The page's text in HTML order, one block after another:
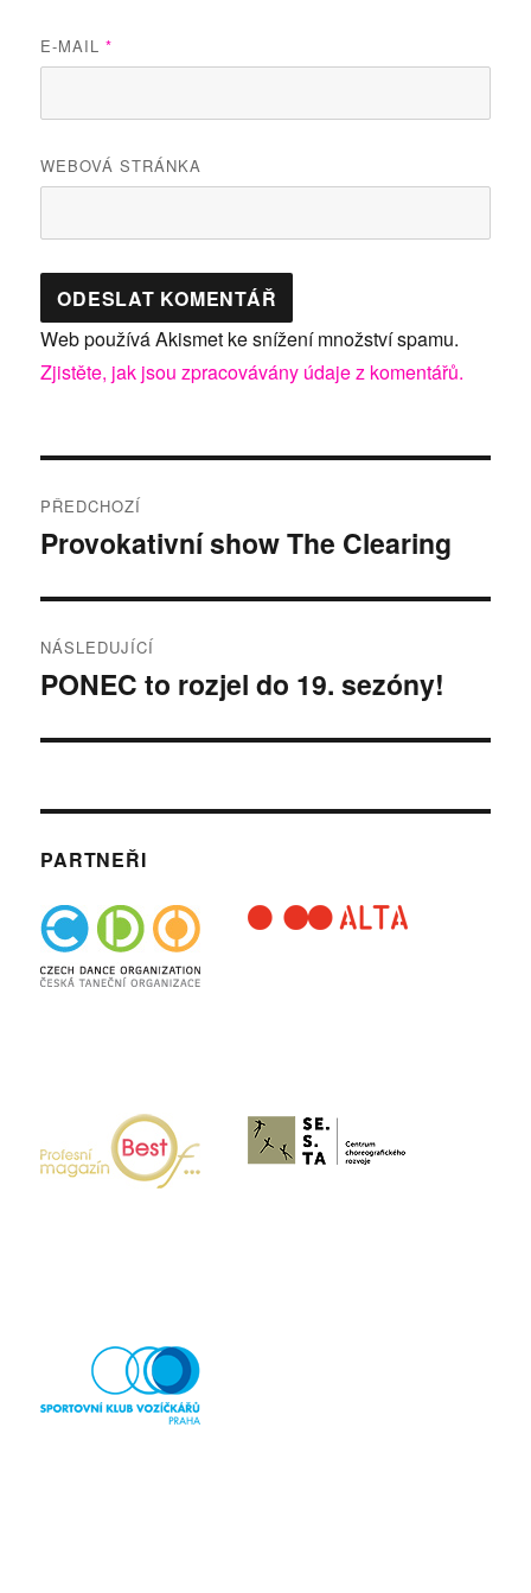
E-MAIL*
WEBOVÁ STRÁNKA
Web používá Akismet ke snížení množství spamu.
Zjistěte, jak jsou zpracovávány údaje z komentářů.
pro
PŘEDCHOZÍ
Předchozí
Provokativní show The Clearing
NÁSLEDUJÍCÍ
Následující
PONEC to rozjel do 19. sezóny!
PARTNEŘI